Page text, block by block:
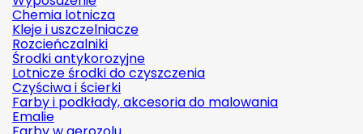
Chemia lotnicza
Kleje i uszczelniacze
Rozcieńczalniki
Środki antykorozyjne
Lotnicze środki do czyszczenia
Czyściwa i ścierki
Farby i podkłady, akcesoria do malowania
Emalie